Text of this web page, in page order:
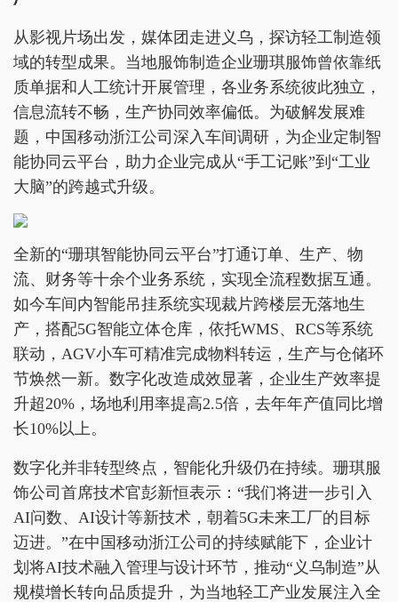
从影视片场出发，媒体团走进义乌，探访轻工制造领
域的转型成果。当地服饰制造企业珊琪服饰曾依靠纸
质单据和人工统计开展管理，各业务系统彼此独立，
信息流转不畅，生产协同效率偏低。为破解发展难
题，中国移动浙江公司深入车间调研，为企业定制智
能协同云平台，助力企业完成从“手工记账”到“工业
大脑”的跨越式升级。
全新的“珊琪智能协同云平台”打通订单、生产、物
流、财务等十余个业务系统，实现全流程数据互通。
如今车间内智能吊挂系统实现裁片跨楼层无落地生
产，搭配5G智能立体仓库，依托WMS、RCS等系统
联动，AGV小车可精准完成物料转运，生产与仓储环
节焕然一新。数字化改造成效显著，企业生产效率提
升超20%，场地利用率提高2.5倍，去年年产值同比增
长10%以上。
数字化并非转型终点，智能化升级仍在持续。珊琪服
饰公司首席技术官彭新恒表示：“我们将进一步引入
AI问数、AI设计等新技术，朝着5G未来工厂的目标
迈进。”在中国移动浙江公司的持续赋能下，企业计
划将AI技术融入管理与设计环节，推动“义乌制造”从
规模增长转向品质提升，为当地轻工产业发展注入全